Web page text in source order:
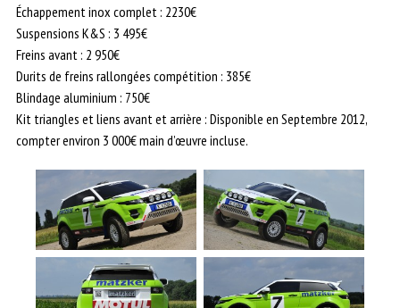
Échappement inox complet : 2230€
Suspensions K&S : 3 495€
Freins avant : 2 950€
Durits de freins rallongées compétition : 385€
Blindage aluminium : 750€
Kit triangles et liens avant et arrière : Disponible en Septembre 2012,
compter environ 3 000€ main d’œuvre incluse.